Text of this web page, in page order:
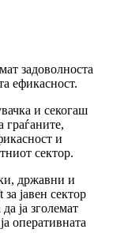
задоволноста
ефикасност.
и секогаш
граѓаните,
и
сектор.
државни и
јавен сектор
ја зголемат
оперативната